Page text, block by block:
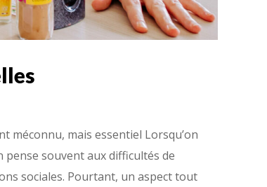
méconnu, mais essentiel Lorsqu’on
pense souvent aux difficultés de
sociales. Pourtant, un aspect tout